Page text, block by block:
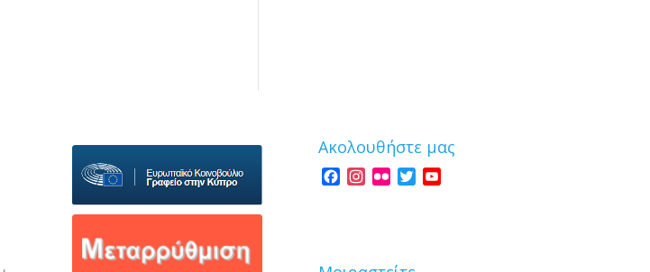
Ακολουθήστε μας
Facebook
Instagram
Flickr Twitter